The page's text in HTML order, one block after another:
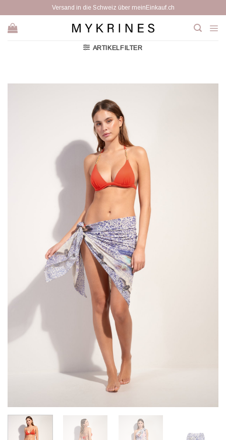
Inhalt
springen
Versand in die Schweiz über meinEinkauf.ch
ARTIKELFILTER